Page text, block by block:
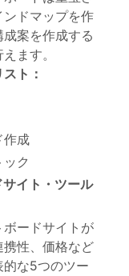
ドマップを作
案を作成する
ます。
ト：
作成
ク
イト・ツール
ードサイト が
性、価格など
な5つのツー